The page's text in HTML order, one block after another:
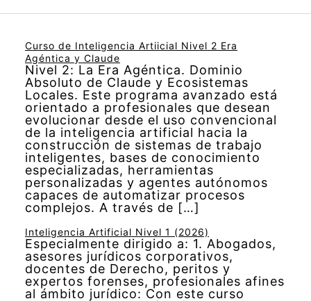
Curso de Inteligencia Artiicial Nivel 2 Era
Agéntica y Claude
Nivel 2: La Era Agéntica. Dominio
Absoluto de Claude y Ecosistemas
Locales. Este programa avanzado está
orientado a profesionales que desean
evolucionar desde el uso convencional
de la inteligencia artificial hacia la
construcción de sistemas de trabajo
inteligentes, bases de conocimiento
especializadas, herramientas
personalizadas y agentes autónomos
capaces de automatizar procesos
complejos. A través de […]
Inteligencia Artificial Nivel 1 (2026)
Especialmente dirigido a: 1. Abogados,
asesores jurídicos corporativos,
docentes de Derecho, peritos y
expertos forenses, profesionales afines
al ámbito jurídico: Con este curso